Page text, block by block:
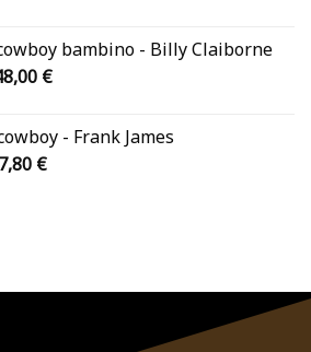
€.
è:
57,90 €.
bambino - Billy Claiborne
€Fascia
da- Frank James
€Il